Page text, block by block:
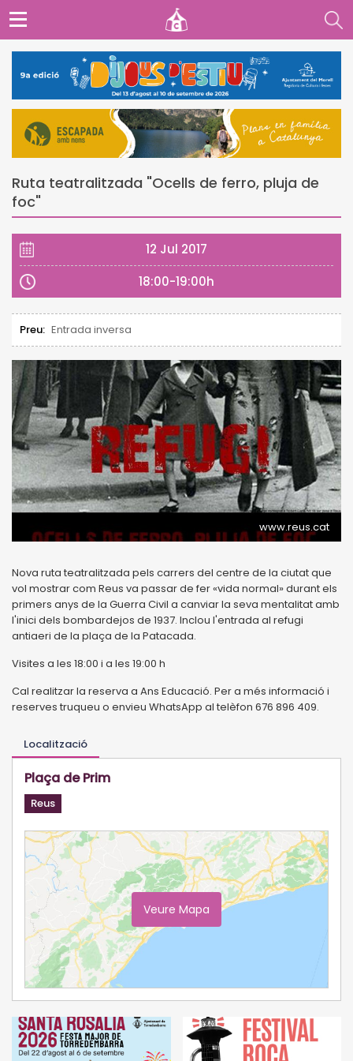
Ruta teatralitzada "Ocells de ferro, pluja de
foc"
12 Jul 2017
18:00-19:00h
Preu: Entrada inversa
www.reus.cat
Nova ruta teatralitzada pels carrers del centre de la ciutat que
vol mostrar com Reus va passar de fer «vida normal» durant els
primers anys de la Guerra Civil a canviar la seva mentalitat amb
l'inici dels bombardejos de 1937. Inclou l'entrada al refugi
antiaeri de la plaça de la Patacada.
Visites a les 18:00 i a les 19:00 h
Cal realitzar la reserva a Ans Educació. Per a més informació i
reserves truqueu o envieu WhatsApp al telèfon 676 896 409.
Localització
Plaça de Prim
Reus
Veure Mapa